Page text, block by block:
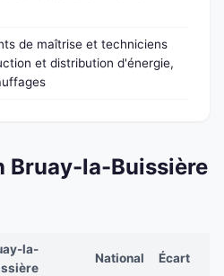
de maîtrise et techniciens
et distribution d'énergie,
Bruay-la-Buissière
la-
National Écart